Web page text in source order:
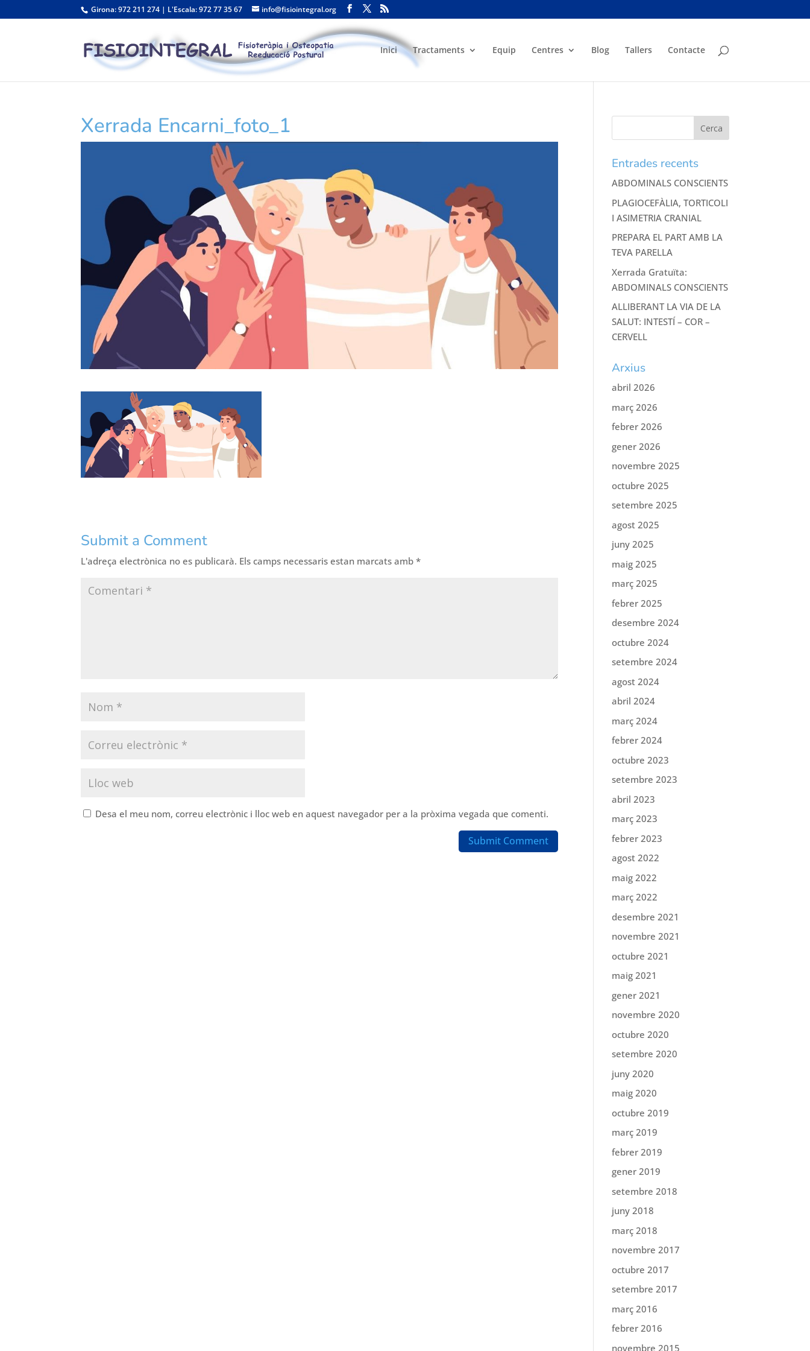
Girona: 972 211 274 | L'Escala: 972 77 35 67 info@fisiointegral.org
Inici Tractaments Equip Centres Blog Tallers Contacte
Xerrada Encarni_foto_1
Submit a Comment
L'adreça electrònica no es publicarà. Els camps necessaris estan marcats amb*
Desa el meu nom, correu electrònic i lloc web en aquest navegador per a la pròxima vegada que comenti.
Entrades recents
ABDOMINALS CONSCIENTS
PLAGIOCEFÀLIA, TORTICOLI
I ASIMETRIA CRANIAL
PREPARA EL PART AMB LA
TEVA PARELLA
Xerrada Gratuïta:
ABDOMINALS CONSCIENTS
ALLIBERANT LA VIA DE LA
SALUT: INTESTÍ – COR –
CERVELL
Arxius
abril 2026
març 2026
febrer 2026
gener 2026
novembre 2025
octubre 2025
setembre 2025
agost 2025
juny 2025
maig 2025
març 2025
febrer 2025
desembre 2024
octubre 2024
setembre 2024
agost 2024
abril 2024
març 2024
febrer 2024
octubre 2023
setembre 2023
abril 2023
març 2023
febrer 2023
agost 2022
maig 2022
març 2022
desembre 2021
novembre 2021
octubre 2021
maig 2021
gener 2021
novembre 2020
octubre 2020
setembre 2020
juny 2020
maig 2020
octubre 2019
març 2019
febrer 2019
gener 2019
setembre 2018
juny 2018
març 2018
novembre 2017
octubre 2017
setembre 2017
març 2016
febrer 2016
novembre 2015